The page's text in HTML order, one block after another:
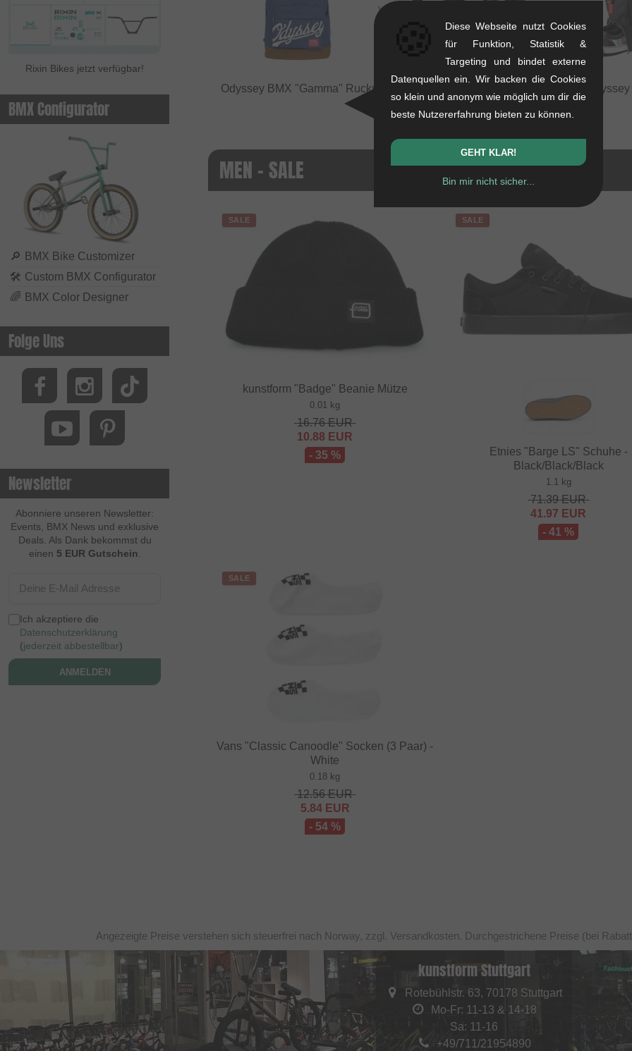
Rixin Bikes jetzt verfügbar!
BMX Configurator
🔎 BMX Bike Customizer
🛠 Custom BMX Configurator
🌈 BMX Color Designer
Folge Uns
Newsletter
Abonniere unseren Newsletter:
Events, BMX News und exklusive
Deals. Als Dank bekommst du
einen 5 EUR Gutschein
Ich akzeptiere die
Datenschutzerklärung
(jederzeit abbestellbar)
ANMELDEN
VS
Odyssey BMX "Gamma" Rucksack
Gürteltasche
MEN - SALE
SALE
kunstform "Badge" Beanie Mütze
0.01 kg
16.76EUR
10.88 EUR
- 35 %
SALE
Etnies "Barge LS" Schuhe -
Black/Black/Black
1.1 kg
71.39EUR
41.97 EUR
- 41 %
SALE
Vans "Classic Canoodle" Socken (3 Paar) -
White
0.18 kg
12.56EUR
5.84EUR
- 54 %
Angezeigte Preise verstehen sich steuerfrei nach Norway, zzgl. Versandkosten. Durchgestrichene Preise (bei
kunstform Stuttgart
Rotebühlstr. 63, 70178 Stuttgart
Mo-Fr: 11-13 & 14-18
Sa: 11-16
+49/711/21954890
Diese Webseite nutzt Cookies
für Funktion, Statistik &
Targeting und bindet externe
Datenquellen ein. Wir backen die Cookies
so klein und anonym wie möglich um dir die
beste Nutzererfahrung bieten zu können.
GEHT KLAR!
Bin mir nicht sicher...